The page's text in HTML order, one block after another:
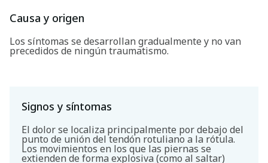
Causa y origen
Los síntomas se desarrollan gradualmente y no van
precedidos de ningún traumatismo.
Signos y síntomas
El dolor se localiza principalmente por debajo del
punto de unión del tendón rotuliano a la rótula.
Los movimientos en los que las piernas se
extienden de forma explosiva (como al saltar)